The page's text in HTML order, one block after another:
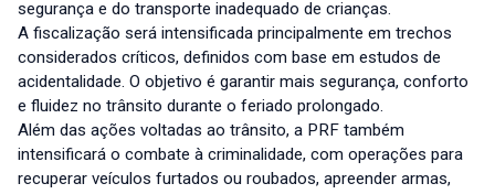
segurança e do transporte inadequado de crianças.
A fiscalização será intensificada principalmente em trechos
considerados críticos, definidos com base em estudos de
acidentalidade. O objetivo é garantir mais segurança, conforto
e fluidez no trânsito durante o feriado prolongado.
Além das ações voltadas ao trânsito, a PRF também
intensificará o combate à criminalidade, com operações para
recuperar veículos furtados ou roubados, apreender armas,